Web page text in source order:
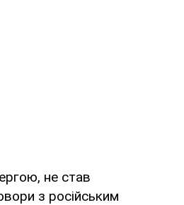
не став
з російським